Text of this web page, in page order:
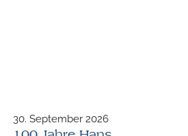
30. September 2026